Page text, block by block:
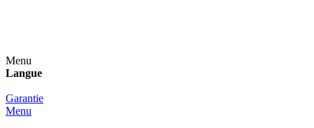
Menu
Langue
Garantie
Menu